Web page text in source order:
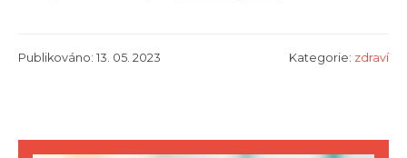
Publikováno: 13. 05. 2023 Kategorie: zdraví